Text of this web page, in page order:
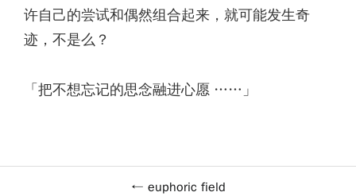
许自己的尝试和偶然组合起来，就可能发生奇
迹，不是么？
「把不想忘记的思念融进心愿 ……」
euphoric field